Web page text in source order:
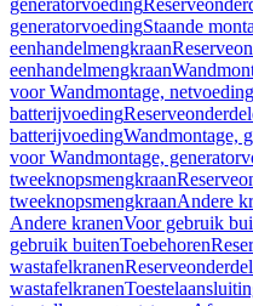
generatorvoeding
generatorvoedingStaande
eenhandelmengkraan
eenhandelmengkraan
voor Wandmontage, netvoeding
batterijvoeding
batterijvoedingWandmontage,
voor Wandmontage,
tweeknopsmengkraan
tweeknopsmengkraanAndere
Andere kranenVoor gebruik
gebruik buitenToebehoren
wastafelkranen
wastafelkranen